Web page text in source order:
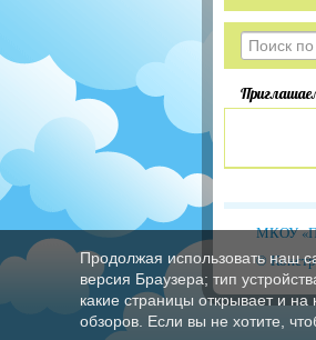
МКОУ
©
Продолжая использовать наш
версия Браузера; тип
какие страницы открывает и
обзоров. Если вы не хотите,